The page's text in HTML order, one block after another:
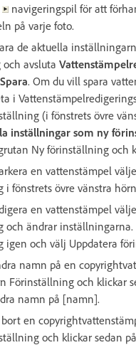
navigeringspil för att
på varje foto.
de aktuella
avsluta
Spara. Om du vill spara
i
(i fönstrets övre
inställningar som ny
Ny förinställning och
en vattenstämpel
i fönstrets övre vänstra
en vattenstämpel
och ändrar inställningarna.
igen och välj Uppdatera
namn på en
Förinställning och klickar
namn på [namn].
en
och klickar sedan